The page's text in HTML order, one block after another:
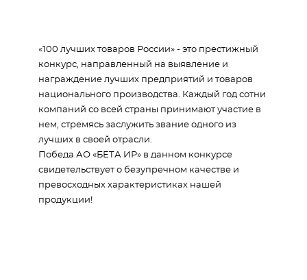
«100 лучших товаров России» - это престижный
конкурс, направленный на выявление и
награждение лучших предприятий и товаров
национального производства. Каждый год сотни
компаний со всей страны принимают участие в
нем, стремясь заслужить звание одного из
лучших в своей отрасли.
Победа АО «БЕТА ИР» в данном конкурсе
свидетельствует о безупречном качестве и
превосходных характеристиках нашей
продукции!